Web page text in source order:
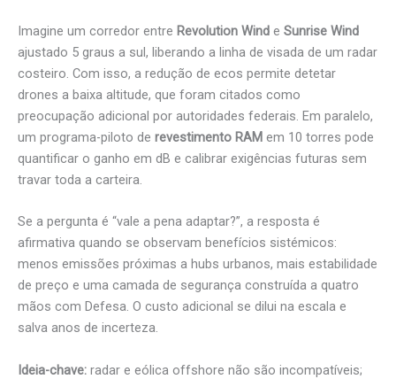
Imagine um corredor entre Revolution Wind e Sunrise Wind
ajustado 5 graus a sul, liberando a linha de visada de um radar
costeiro. Com isso, a redução de ecos permite detetar
drones a baixa altitude, que foram citados como
preocupação adicional por autoridades federais. Em paralelo,
um programa-piloto de revestimento RAM em 10 torres pode
quantificar o ganho em dB e calibrar exigências futuras sem
travar toda a carteira.
Se a pergunta é “vale a pena adaptar?”, a resposta é
afirmativa quando se observam benefícios sistémicos:
menos emissões próximas a hubs urbanos, mais estabilidade
de preço e uma camada de segurança construída a quatro
mãos com Defesa. O custo adicional se dilui na escala e
salva anos de incerteza.
Ideia-chave: radar e eólica offshore não são incompatíveis;